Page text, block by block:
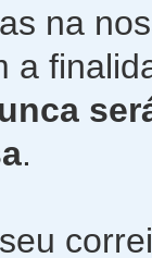
na
a
.